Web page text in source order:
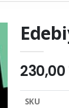
230,00
SKU